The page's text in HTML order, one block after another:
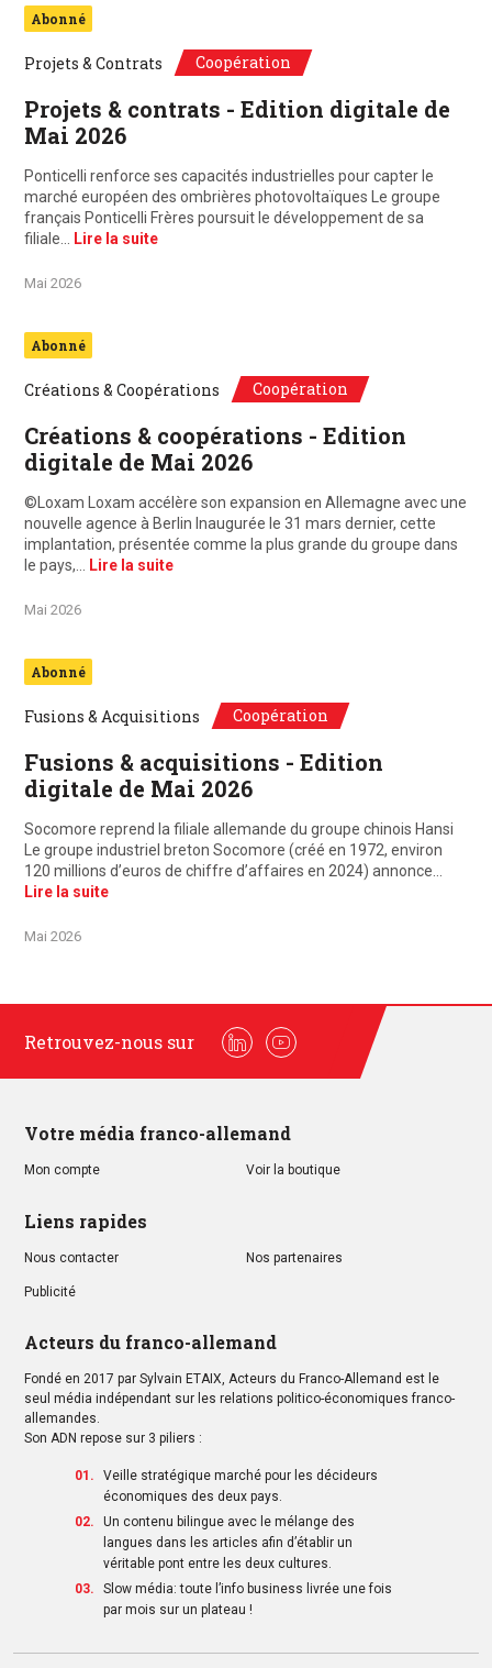
Abonné
Projets & Contrats Coopération
Projets & contrats - Edition digitale de
Mai 2026
Ponticelli renforce ses capacités industrielles pour capter le
marché européen des ombrières photovoltaïques Le groupe
français Ponticelli Frères poursuit le développement de sa
filiale…
Lire la suite
Mai 2026
Abonné
Créations & Coopérations Coopération
Créations & coopérations - Edition
digitale de Mai 2026
©Loxam Loxam accélère son expansion en Allemagne avec une
nouvelle agence à Berlin Inaugurée le 31 mars dernier, cette
implantation, présentée comme la plus grande du groupe dans
le pays,…
Lire la suite
Mai 2026
Abonné
Fusions & Acquisitions Coopération
Fusions & acquisitions - Edition
digitale de Mai 2026
Socomore reprend la filiale allemande du groupe chinois Hansi
Le groupe industriel breton Socomore (créé en 1972, environ
120 millions d’euros de chiffre d’affaires en 2024) annonce…
Lire la suite
Mai 2026
Retrouvez-nous sur
LinkedinYoutube
Votre média franco-allemand
Mon compte Voir la boutique
Liens rapides
Nous contacter Nos partenaires
Publicité
Acteurs du franco-allemand
Fondé en 2017 par Sylvain ETAIX, Acteurs du Franco-Allemand est le
seul média indépendant sur les relations politico-économiques franco-
allemandes.
Son ADN repose sur 3 piliers :
Veille stratégique marché pour les décideurs
économiques des deux pays.
Un contenu bilingue avec le mélange des
langues dans les articles afin d’établir un
véritable pont entre les deux cultures.
Slow média: toute l’info business livrée une fois
par mois sur un plateau !